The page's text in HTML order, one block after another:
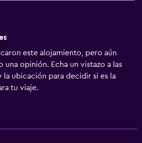
este alojamiento, pero aún
una opinión. Echa un vistazo a las
la ubicación para decidir si es la
tu viaje.